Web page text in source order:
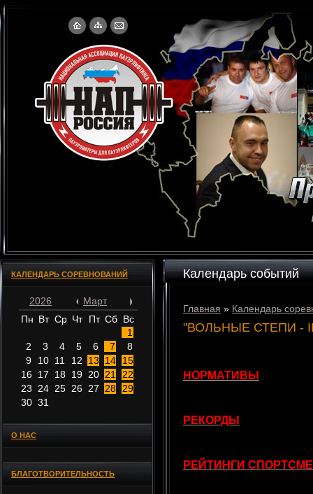
КАЛЕНДАРЬ СОРЕВНОВАНИЙ
2026
Март
Пн Вт Ср Чт Пт Сб Вс
1
2
3 4 5 6 7
8
9
10 11 12 13 14
15
16 17 18 19 20 21
22
23
24 25 26 27 28
29
30 31
О НАС
БЛАГОТВОРИТЕЛЬНОСТЬ
Календарь событий
Главная » Календарь
"ВОЛЬНЫЕ СТЕПИ - II"
НОРМАТИВЫ
РЕКОРДЫ
РЕЙТИНГИ